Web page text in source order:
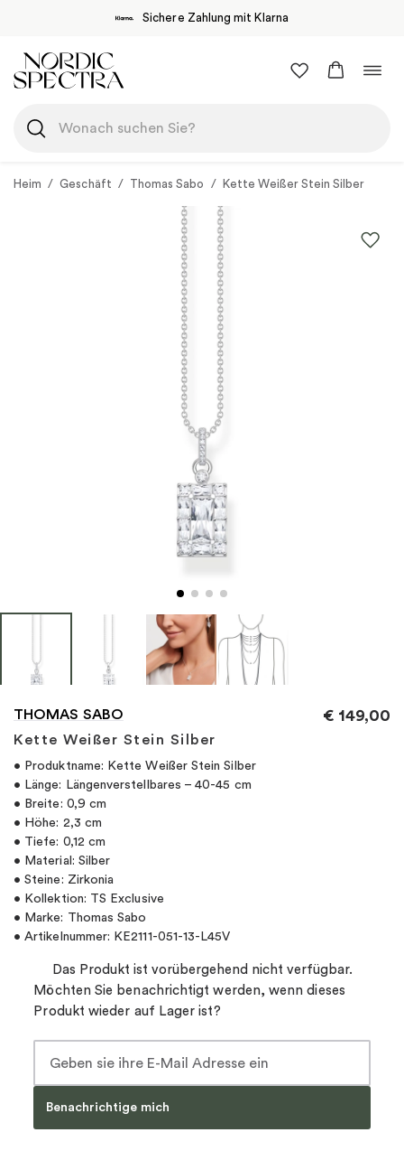
Sichere Zahlung mit Klarna
Inhalt
springen
Heim / Geschäft / Thomas Sabo / Kette Weißer Stein Silber
THOMAS SABO
Kette Weißer Stein Silber
€ 149,00
• Produktname: Kette Weißer Stein Silber
• Länge: Längenverstellbares – 40-45 cm
• Breite: 0,9 cm
• Höhe: 2,3 cm
• Tiefe: 0,12 cm
• Material: Silber
• Steine: Zirkonia
• Kollektion: TS Exclusive
• Marke: Thomas Sabo
• Artikelnummer: KE2111-051-13-L45V
Das Produkt ist vorübergehend nicht verfügbar.
Möchten Sie benachrichtigt werden, wenn dieses
Produkt wieder auf Lager ist?
Benachrichtige mich